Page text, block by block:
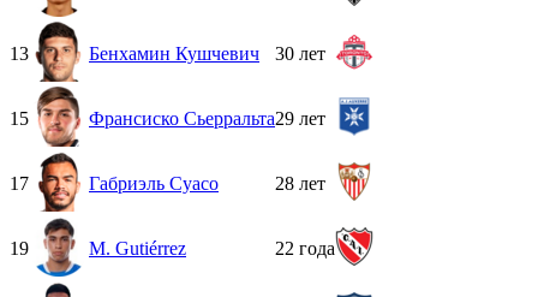
13 Бенхамин Кушчевич 30 лет
15 Франсиско Сьерральта29 лет
17 Габриэль Суасо 28 лет
19 M. Gutiérrez 22 года